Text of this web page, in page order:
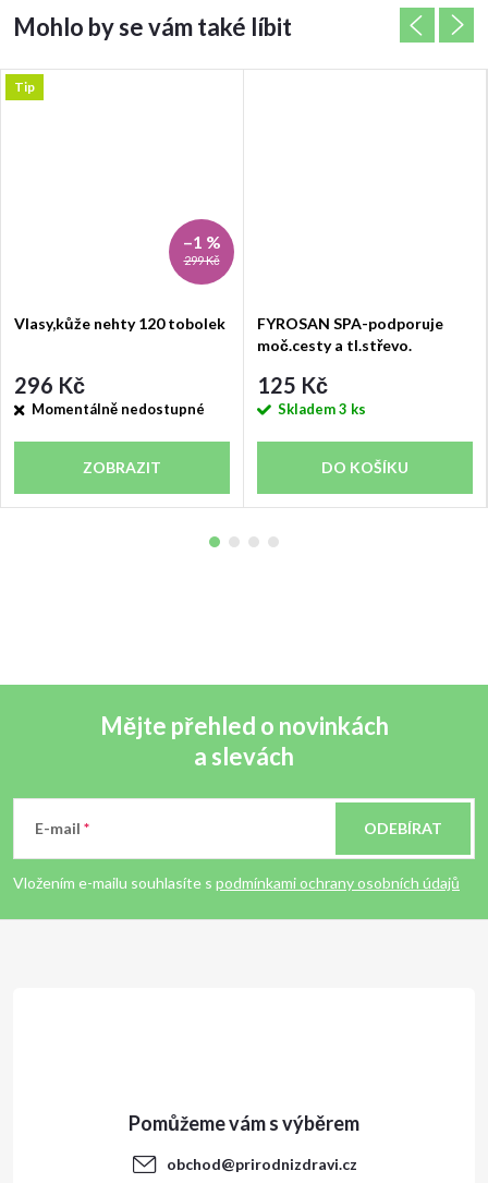
Tip
299 Kč
–1 %
Vlasy,kůže nehty 120 tobolek
296 Kč
Momentálně nedostupné
ZOBRAZIT
FYROSAN SPA-podporuje
moč.cesty a tl.střevo.
125 Kč
Skladem3 ks
DO KOŠÍKU
p
Mějte přehled o novinkách
a slevách
E-mail
Vložením e-mailu souhlasíte s podmínkami ochrany osobních údajů
ODEBÍRAT
obchod@prirodnizdravi.cz